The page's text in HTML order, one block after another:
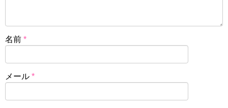
名前 *
メール *